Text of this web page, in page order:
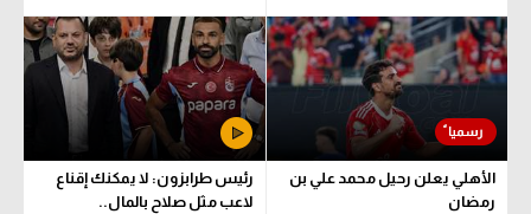
الأهلي يعلن رحيل محمد علي بن
رمضان
رئيس طرابزون: لا يمكنك إقناع
لاعب مثل صلاح بالمال..